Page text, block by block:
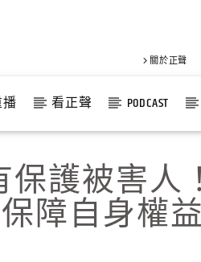
關於正聲
看正聲 PODCAST
保護被害
障自身權益